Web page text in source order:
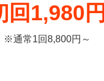
回1,980円
※通常1回8,800円～